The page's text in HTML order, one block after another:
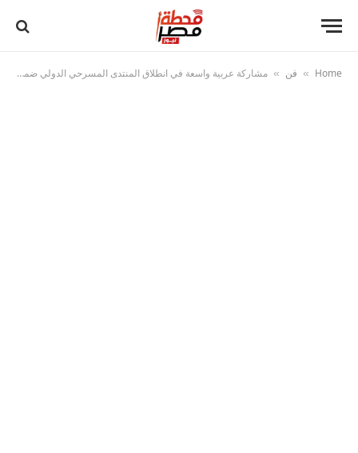
Home
» فن » مشاركة عربية واسعة في انطلاق المنتدى المسرحي الدولي ضمن أيام قرطاج المسرحية